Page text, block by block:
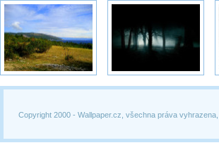
Copyright 2000 - Wallpaper.cz, všechna práva